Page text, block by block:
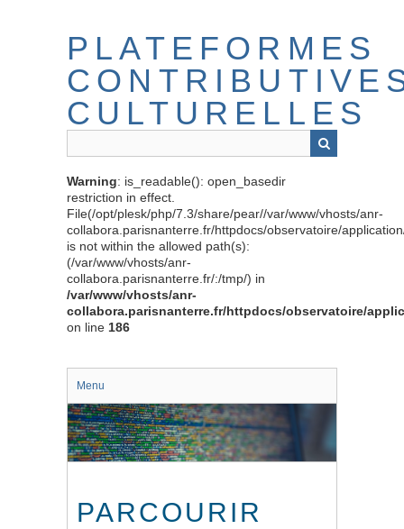
PLATEFORMES
CULTURELLES
Warning: is_readable(): open_basedir
restriction in effect.
File(/opt/plesk/php/7.3/share/pear//var/www/vhosts/anr-
collabora.parisnanterre.fr/httpdocs/observatoire/
is not within the allowed path(s):
(/var/www/vhosts/anr-
collabora.parisnanterre.fr/:/tmp/) in
/var/www/vhosts/anr-
collabora.parisnanterre.fr/httpdocs/observatoire/
on line 186
Menu
PARCOURIR